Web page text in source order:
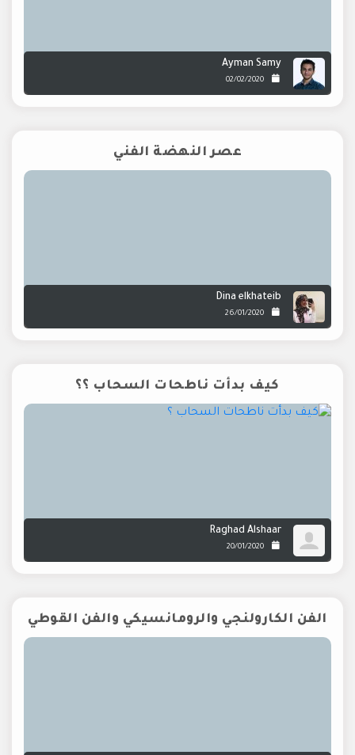
Ayman Samy
02/02/2020
عصر النهضة الفني
Dina elkhateib
26/01/2020
كيف بدأت ناطحات السحاب ؟؟
Raghad Alshaar
20/01/2020
الفن الكارولنجي والرومانسيكي والفن القوطي